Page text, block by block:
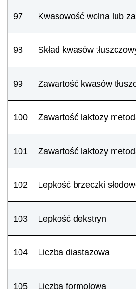
97 Kwasowość wolna lub
98 Skład kwasów
99 Zawartość kwasów
100 Zawartość laktozy
101 Zawartość laktozy
102 Lepkość brzeczki
103 Lepkość dekstryn
104 Liczba diastazowa
105 Liczba formolowa